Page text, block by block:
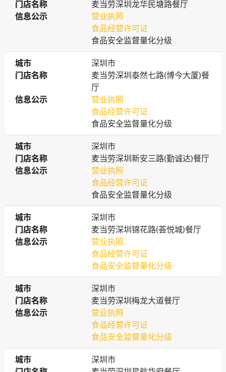
门店名称
门店名称
麦当劳深圳龙华民塘路餐厅
信息公示
信息公示
营业执照
食品经营许可证
食品安全监督量化分级
城市
城市
深圳市
门店名称
门店名称
麦当劳深圳泰然七路(博今大厦)餐
厅
信息公示
信息公示
营业执照
食品经营许可证
食品安全监督量化分级
城市
城市
深圳市
门店名称
门店名称
麦当劳深圳新安三路(勤诚达)餐厅
信息公示
信息公示
营业执照
食品经营许可证
食品安全监督量化分级
城市
城市
深圳市
门店名称
门店名称
麦当劳深圳锦花路(荟悦城)餐厅
信息公示
信息公示
营业执照
食品经营许可证
食品安全监督量化分级
城市
城市
深圳市
门店名称
门店名称
麦当劳深圳梅龙大道餐厅
信息公示
信息公示
营业执照
食品经营许可证
食品安全监督量化分级
城市
城市
深圳市